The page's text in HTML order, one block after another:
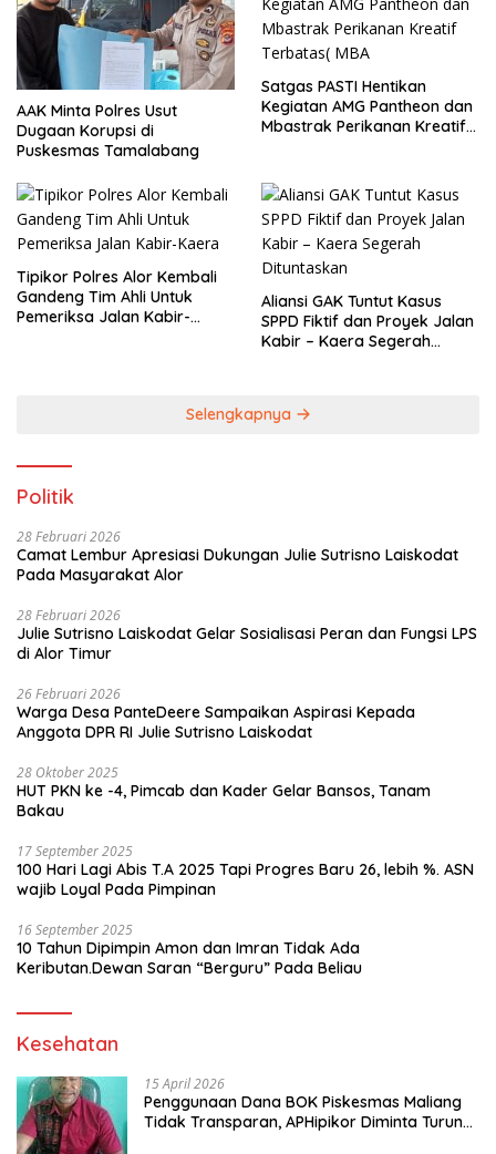
AAK Minta Polres Usut
Dugaan Korupsi di
Puskesmas Tamalabang
Satgas PASTI Hentikan
Kegiatan AMG Pantheon dan
Mbastrak Perikanan Kreatif
Tipikor Polres Alor Kembali
Gandeng Tim Ahli Untuk
Pemeriksa Jalan Kabir-
Aliansi GAK Tuntut Kasus
SPPD Fiktif dan Proyek Jalan
Kabir – Kaera Segerah
Selengkapnya
Politik
28 Februari 2026
Camat Lembur Apresiasi Dukungan Julie Sutrisno Laiskodat
Pada Masyarakat Alor
28 Februari 2026
Julie Sutrisno Laiskodat Gelar Sosialisasi Peran dan Fungsi LPS
di Alor Timur
26 Februari 2026
Warga Desa PanteDeere Sampaikan Aspirasi Kepada
Anggota DPR RI Julie Sutrisno Laiskodat
28 Oktober 2025
HUT PKN ke -4, Pimcab dan Kader Gelar Bansos, Tanam
Bakau
17 September 2025
100 Hari Lagi Abis T.A 2025 Tapi Progres Baru 26, lebih %. ASN
wajib Loyal Pada Pimpinan
16 September 2025
10 Tahun Dipimpin Amon dan Imran Tidak Ada
Keributan.Dewan Saran “Berguru” Pada Beliau
Kesehatan
15 April 2026
Penggunaan Dana BOK Piskesmas Maliang
Tidak Transparan, APHipikor Diminta Turun